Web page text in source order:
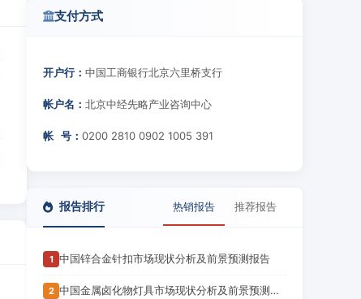
支付方式
开户行： 中国工商银行北京六里桥支行
帐户名： 北京中经先略产业咨询中心
帐 号： 0200 2810 0902 1005 391
报告排行 热销报告 推荐报告
1 中国锌合金针扣市场现状分析及前景预测报告
2 中国金属卤化物灯具市场现状分析及前景预测报告